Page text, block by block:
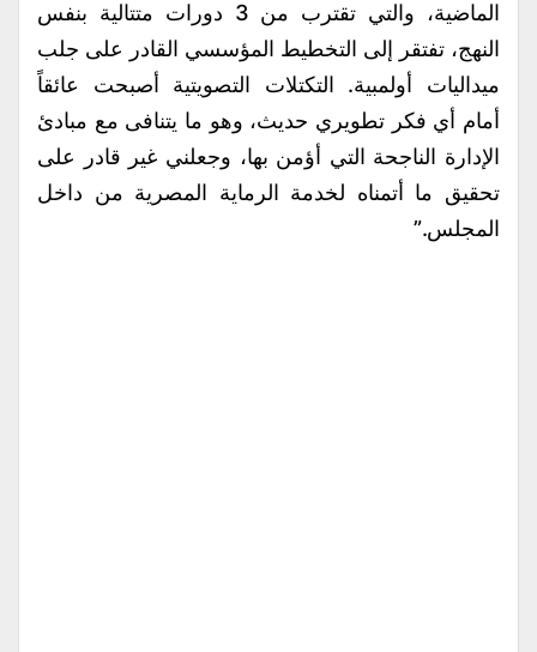
الماضية، والتي تقترب من 3 دورات متتالية بنفس
النهج، تفتقر إلى التخطيط المؤسسي القادر على جلب
ميداليات أولمبية. التكتلات التصويتية أصبحت عائقاً
أمام أي فكر تطويري حديث، وهو ما يتنافى مع مبادئ
الإدارة الناجحة التي أؤمن بها، وجعلني غير قادر على
تحقيق ما أتمناه لخدمة الرماية المصرية من داخل
المجلس.”